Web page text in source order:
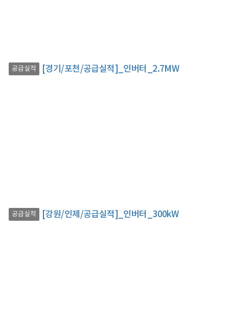
공급실적 [경기/포천/공급실적]_인버터_2.7MW
공급실적 [강원/인제/공급실적]_인버터_300kW